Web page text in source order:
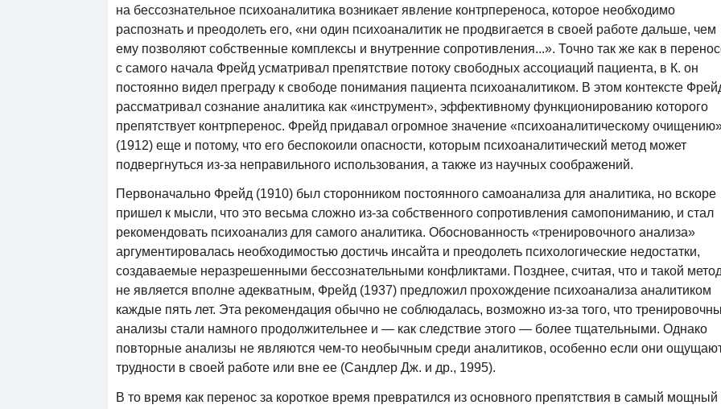
на бессознательное психоаналитика возникает явление контрпереноса, которое необходимо
распознать и преодолеть его, «ни один психоаналитик не продвигается в своей работе дальше, чем
ему позволяют собственные комплексы и внутренние сопротивления...». Точно так же как в
с самого начала Фрейд усматривал препятствие потоку свободных ассоциаций пациента, в К. он
постоянно видел преграду к свободе понимания пациента психоаналитиком. В этом контексте
рассматривал сознание аналитика как «инструмент», эффективному функционированию которого
препятствует контрперенос. Фрейд придавал огромное значение «психоаналитическому
(1912) еще и потому, что его беспокоили опасности, которым психоаналитический метод может
подвергнуться из-за неправильного использования, а также из научных соображений.
Первоначально Фрейд (1910) был сторонником постоянного самоанализа для аналитика, но вскоре
пришел к мысли, что это весьма сложно из-за собственного сопротивления самопониманию, и стал
рекомендовать психоанализ для самого аналитика. Обоснованность «тренировочного анализа»
аргументировалась необходимостью достичь инсайта и преодолеть психологические недостатки,
создаваемые неразрешенными бессознательными конфликтами. Позднее, считая, что и такой метод
не является вполне адекватным, Фрейд (1937) предложил прохождение психоанализа аналитиком
каждые пять лет. Эта рекомендация обычно не соблюдалась, возможно из-за того, что
анализы стали намного продолжительнее и — как следствие этого — более тщательными. Однако
повторные анализы не являются чем-то необычным среди аналитиков, особенно если они
трудности в своей работе или вне ее (Сандлер Дж. и др., 1995).
В то время как перенос за короткое время превратился из основного препятствия в самый мощный